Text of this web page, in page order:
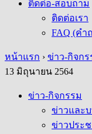
ติดต่อ-สอบถาม
ติดต่อเรา
FAQ (ค
หน้าแรก › ข่าว-กิจกร
13 มิถุนายน 2564
ข่าว-กิจกรรม
ข่าวและ
ข่าวประ